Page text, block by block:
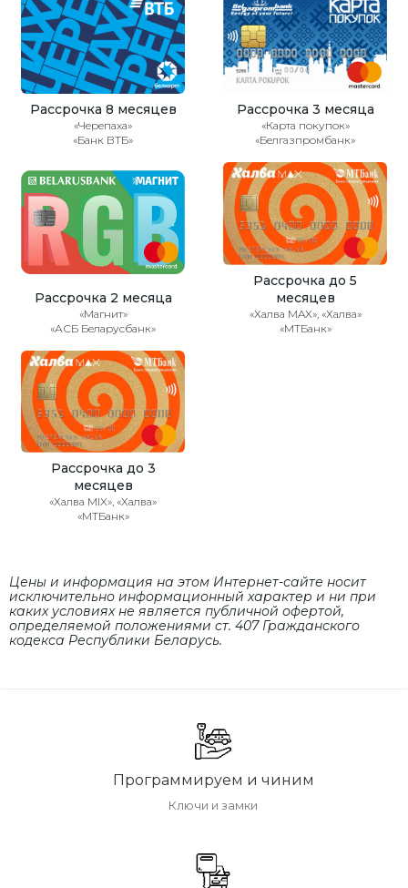
Рассрочка 8 месяцев
«Черепаха»
«Банк ВТБ»
Рассрочка 3 месяца
«Карта покупок»
«Белгазпромбанк»
Рассрочка 2 месяца
«Магнит»
«АСБ Беларусбанк»
Рассрочка до 5
месяцев
«Халва MAX», «Халва»
«МТБанк»
Рассрочка до 3
месяцев
«Халва MIX», «Халва»
«МТБанк»
Цены и информация на этом Интернет-сайте носит
исключительно информационный характер и ни при
каких условиях не является публичной офертой,
определяемой положениями cт. 407 Гражданского
кодекса Республики Беларусь.
Программируем и чиним
Ключи и замки